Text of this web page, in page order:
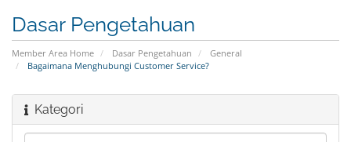
Dasar Pengetahuan
Member Area Home Dasar Pengetahuan
General
Bagaimana Menghubungi Customer Service?
Kategori